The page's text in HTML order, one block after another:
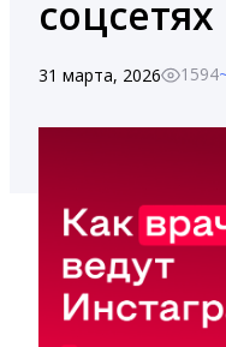
соцсетях
31 марта, 2026 1594